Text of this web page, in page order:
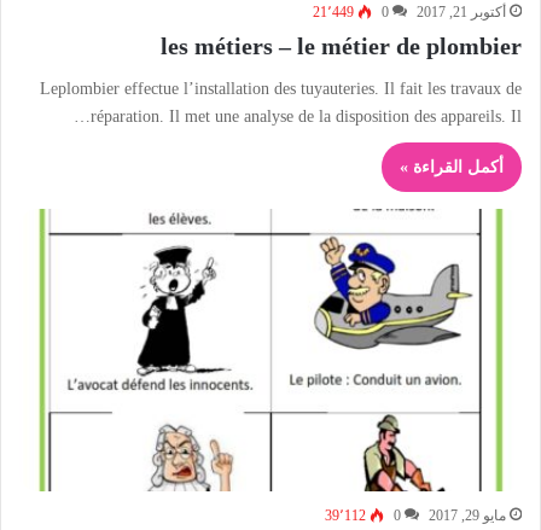
أكتوبر 21, 2017 0 21٬449
les métiers – le métier de plombier
Leplombier effectue l’installation des tuyauteries. Il fait les travaux de
réparation. Il met une analyse de la disposition des appareils. Il…
أكمل القراءة »
مايو 29, 2017 0 39٬112